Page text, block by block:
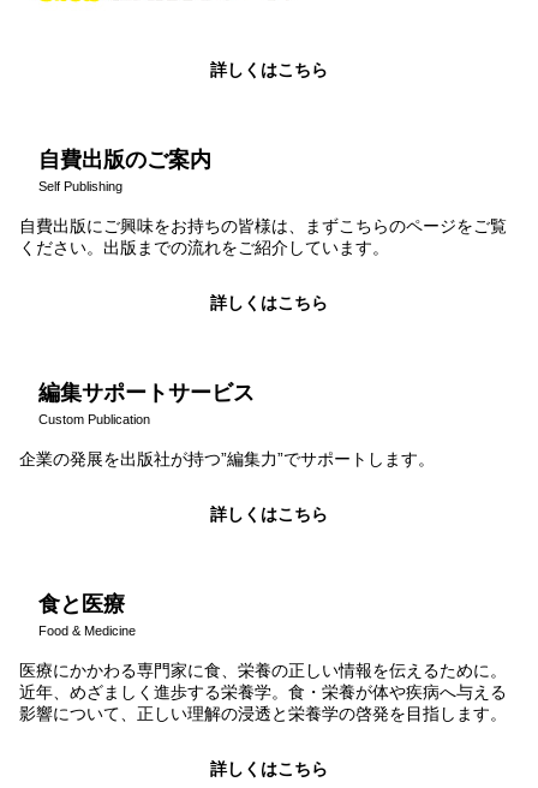
詳しくはこちら
自費出版のご案内
Self Publishing
自費出版にご興味をお持ちの皆様は、まずこちらのページをご覧
ください。出版までの流れをご紹介しています。
詳しくはこちら
編集サポートサービス
Custom Publication
企業の発展を出版社が持つ”編集力”でサポートします。
詳しくはこちら
食と医療
Food & Medicine
医療にかかわる専門家に食、栄養の正しい情報を伝えるために。
近年、めざましく進歩する栄養学。食・栄養が体や疾病へ与える
影響について、正しい理解の浸透と栄養学の啓発を目指します。
詳しくはこちら